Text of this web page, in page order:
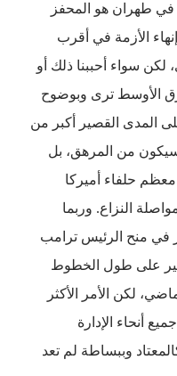
طهران هو المحفز
الأزمة في أقرب
لكن سواء أحببنا ذلك أو
الأوسط ترى وبوضوح
المدى القصير أكبر من
سيكون من المرهق، بل
حلفاء أميركا
النزاع. وربما
في منح الرئيس ترامب
على طول الخطوط
لكن الأمر الأكثر
أنحاء الإدارة
وببساطة لم تعد